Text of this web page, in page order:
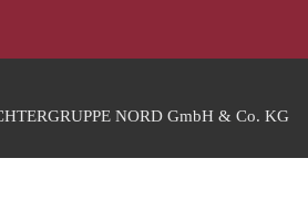
NORD GmbH & Co. KG